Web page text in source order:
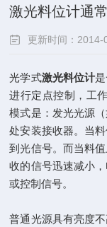
激光料位计通
更新时间：2014-
光学式激光料位计
进行定点控制，工
模式是：发光光源
处安装接收器。当
到光信号。而当料
收的信号迅速减小
或控制信号。
普通光源具有亮度